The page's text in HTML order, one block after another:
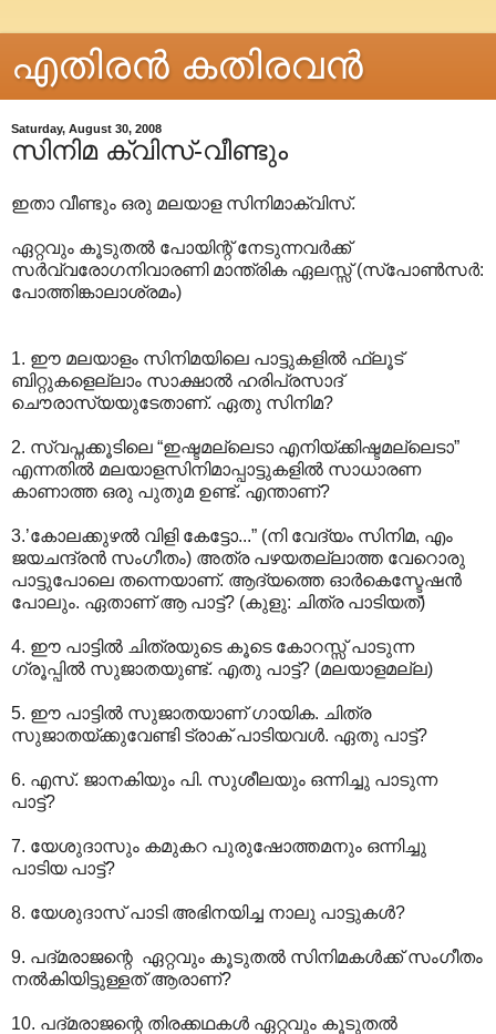
എതിരന്‍ കതിരവന്‍
Saturday, August 30, 2008
സിനിമ ക്വിസ്-വീണ്ടും
ഇതാ വീണ്ടും ഒരു മലയാള സിനിമാക്വിസ്.
ഏറ്റവും കൂടുതല്‍ പോയിന്റ് നേടുന്നവര്‍ക്ക്
സര്‍വ്വരോഗനിവാരണി മാന്ത്രിക ഏലസ്സ് (സ്പോണ്‍‍സര്‍‌:
പോത്തിങ്കാലാശ്രമം)
1. ഈ മലയാളം സിനിമയിലെ പാട്ടുകളില്‍ ഫ്ലൂട്
ബിറ്റുകളെല്ലാം സാക്ഷാല്‍ ഹരിപ്രസാദ്
ചൌരാസ്യയുടേതാണ്. ഏതു സിനിമ?
2. സ്വപ്നക്കൂടിലെ “ഇഷ്ടമല്ലെടാ എനിയ്ക്കിഷ്ടമല്ലെടാ”
എന്നതില്‍ മലയാളസിനിമാപ്പാട്ടുകളില്‍ സാധാരണ
കാണാത്ത ഒരു പുതുമ ഉണ്ട്. എന്താണ്?
3.’കോലക്കുഴല്‍ വിളി കേട്ടോ...” (നി വേദ്യം സിനിമ, എം
ജയചന്ദ്രന്‍ സംഗീതം) അത്ര പഴയതല്ലാത്ത വേറൊരു
പാട്ടുപോലെ തന്നെയാണ്. ആദ്യത്തെ ഓര്‍കെസ്ടേഷന്‍
പോലും. ഏതാണ് ആ പാട്ട്? (കുളു: ചിത്ര പാടിയത്)
4. ഈ പാട്ടില്‍ ചിത്രയുടെ കൂടെ കോറസ്സ് പാടുന്ന
ഗ്രൂപ്പില്‍ സുജാതയുണ്ട്. എതു പാട്ട്? (മലയാളമല്ല)
5. ഈ പാട്ടില്‍ സുജാതയാണ് ഗായിക. ചിത്ര
സുജാതയ്ക്കുവേണ്ടി ട്രാക് പാടിയവള്‍. ഏതു പാട്ട്?
6. എസ്. ജാനകിയും പി. സുശീലയും ഒന്നിച്ചു പാടുന്ന
പാട്ട്?
7. യേശുദാസും കമുകറ പുരുഷോത്തമനും ഒന്നിച്ചു
പാടിയ പാട്ട്?
8. യേശുദാസ് പാടി അഭിനയിച്ച നാലു പാട്ടുകള്‍?
9. പദ്മരാജന്റെ ഏറ്റവും കൂടുതല്‍ സിനിമകള്‍ക്ക് സംഗീതം
നല്‍കിയിട്ടുള്ളത് ആരാണ്?
10. പദ്മരാജന്റെ തിരക്കഥകള്‍ ഏറ്റവും കൂടുതല്‍